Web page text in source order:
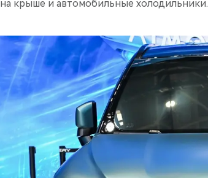
на крыше и автомобильные холодильники.